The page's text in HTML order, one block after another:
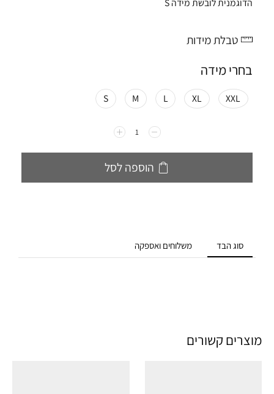
טבלת מידות
בחרי מידה
XXL
XL
L
M
S
הוספה לסל
סוג הבד משלוחים ואספקה
מוצרים קשורים